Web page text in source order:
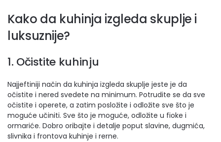
Kako da kuhinja izgleda skuplje i
luksuznije?
1. Očistite kuhinju
Najjeftiniji način da kuhinja izgleda skuplje jeste je da
očistite i nered svedete na minimum. Potrudite se da sve
očistite i operete, a zatim posložite i odložite sve što je
moguće učiniti. Sve što je moguće, odložite u fioke i
ormariće. Dobro oribajte i detalje poput slavine, dugmića,
slivnika i frontova kuhinje i rerne.